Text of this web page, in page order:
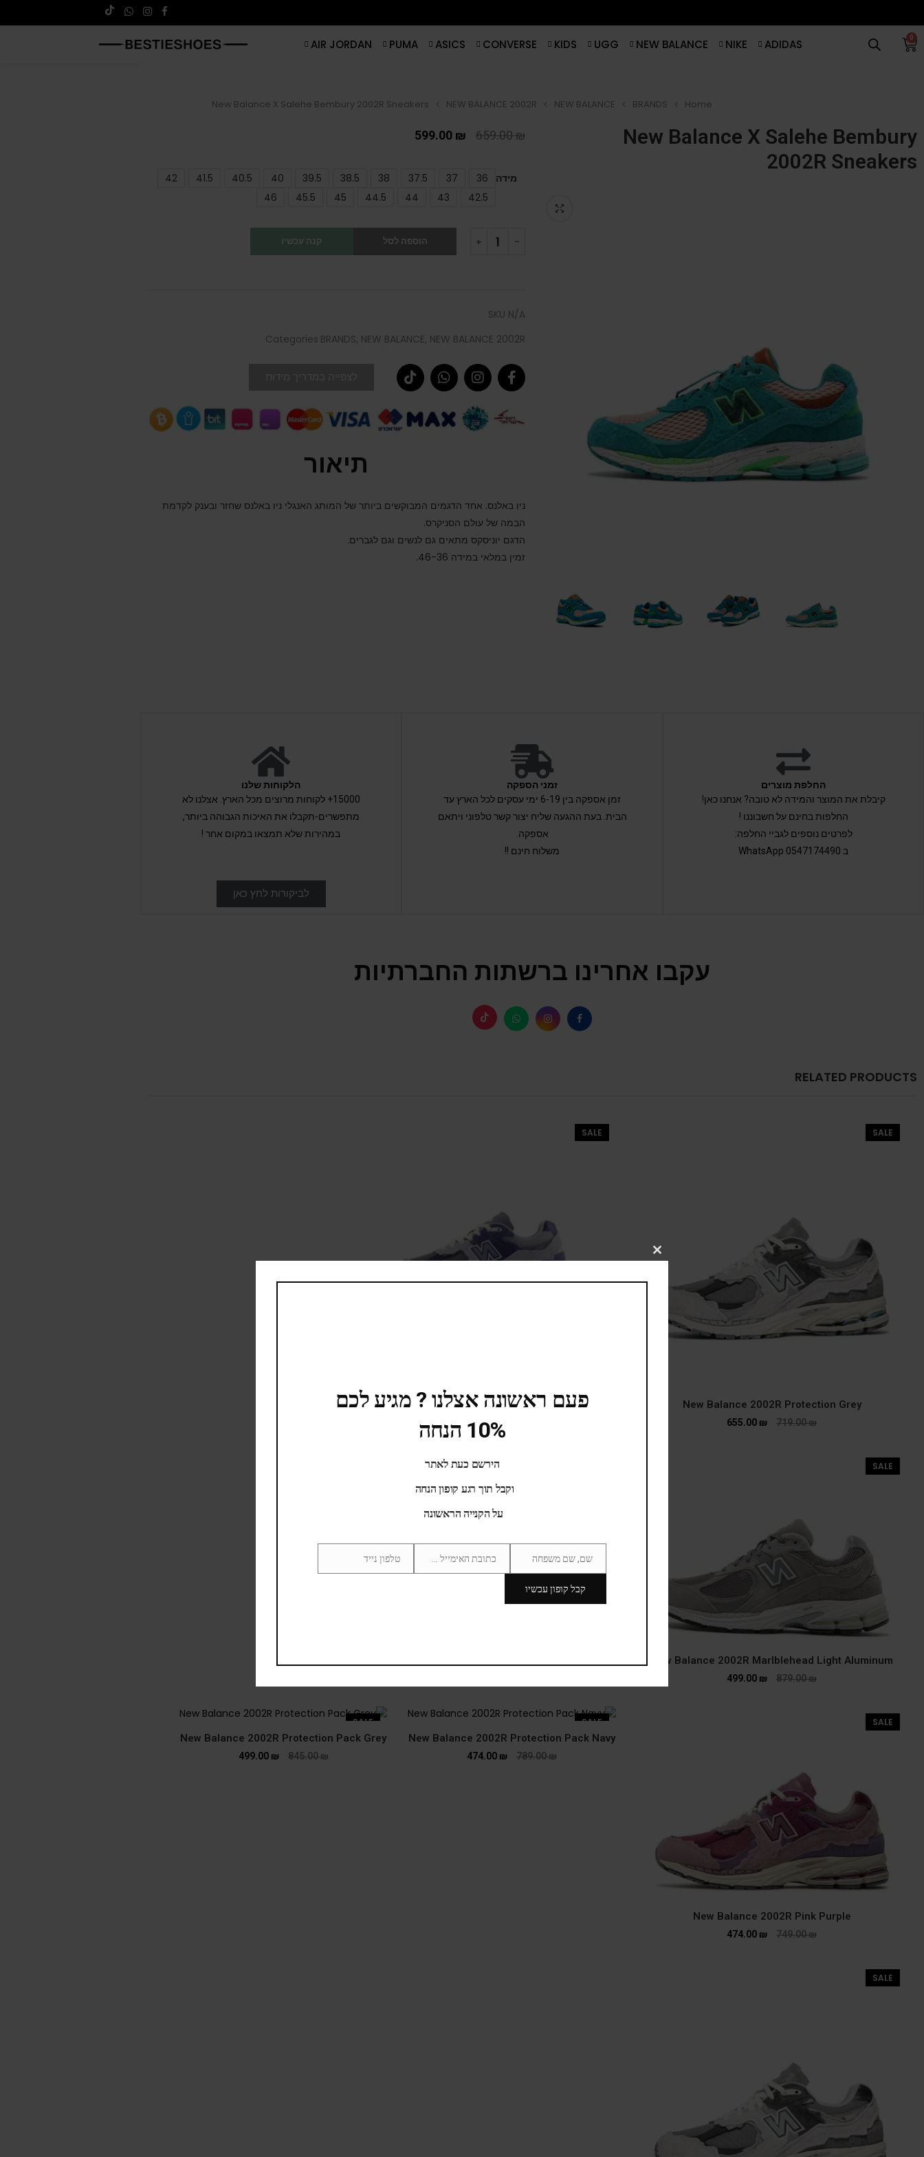
0
ADIDAS
NIKE
NEW BALANCE
UGG
KIDS
CONVERSE
ASICS
PUMA
AIR JORDAN
Home
BRANDS
NEW BALANCE
NEW BALANCE 2002R
New Balance X Salehe Bembury 2002R Sneakers
New Balance X Salehe Bembury
2002R Sneakers
659.00₪
599.00 ₪
מידה 36
37
37.5
38
38.5
39.5
40
40.5
41.5
42
42.5
43
44
44.5
45
45.5
46
הוספה לסל קנה עכשיו
SKU N/A
Categories BRANDS, NEW BALANCE, NEW BALANCE 2002R
תיאור
ניו באלנס. אחד הדגמים המבוקשים ביותר של המותג האנגלי ניו באלנס שחזר ובענק לקדמת
הבמה של עולם הסניקרס.
הדגם יוניסקס מתאים גם לנשים וגם לגברים.
זמין במלאי במידה 46-36.
החלפת מוצרים
קיבלת את המוצר והמידה לא טובה? אנחנו כאן!
החלפות בחינם על חשבוננו !
לפרטים נוספים לגביי החלפה:
ב 0547174490 WhatsApp
זמני הספקה
זמן אספקה בין 6-19 ימי עסקים לכל הארץ עד
הבית. בעת ההגעה שליח יצור קשר טלפוני ויתאם
אספקה.
משלוח חינם !!
הלקוחות שלנו
15000+ לקוחות מרוצים מכל הארץ. אצלנו לא
מתפשרים-תקבלו את האיכות הגבוהה ביותר,
במהירות שלא תמצאו במקום אחר !
לביקורות לחץ כאן
עקבו אחרינו ברשתות החברתיות
RELATED PRODUCTS
SALE
New Balance 2002R Protection Grey
719.00₪
655.00 ₪
SALE
New Balance 2002R Light Arctic
639.00
589.00₪
SALE
New Balance 2002R Marlblehead Light Aluminum
879.00₪
499.00 ₪
SALE
New Balance 2002R Pink Purple
749.00₪
474.00 ₪
SALE
New Balance 2002R Protection Pack Navy
789.00₪
474.00 ₪
SALE
New Balance 2002R Protection Pack Grey
845.00₪
499.00 ₪
SALE
CLOSE
MODULE
פעם ראשונה אצלנו ? מגיע לכם
10% הנחה
הירשם כעת לאתר
וקבל תוך רגע קופון הנחה
על הקנייה הראשונה
Name
שם, שם משפחה Email
Phone
טלפון נייד
קבל קופון עכשיו